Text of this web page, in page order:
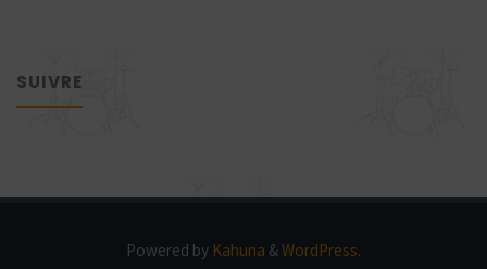
SUIVRE
Powered by Kahuna &WordPress.